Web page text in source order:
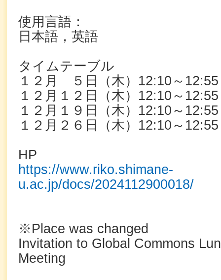
使用言語：
日本語，英語
タイムテーブル
１２月 ５日（木）12:10～12:55
１２月１２日（木）12:10～12:55
１２月１９日（木）12:10～12:55
１２月２６日（木）12:10～12:55
HP
https://www.riko.shimane-
u.ac.jp/docs/2024112900018/
※Place was changed
Invitation to Global Commons
Meeting